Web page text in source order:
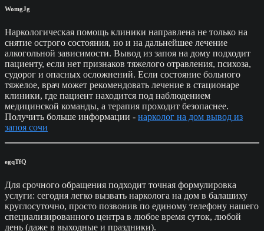
WomgJg
Наркологическая помощь клиники направлена не только на
снятие острого состояния, но и на дальнейшее лечение
алкогольной зависимости. Вывод из запоя на дому подходит
пациенту, если нет признаков тяжелого отравления, психоза,
судорог и опасных осложнений. Если состояние больного
тяжелое, врач может рекомендовать лечение в стационаре
клиники, где пациент находится под наблюдением
медицинской команды, а терапия проходит безопаснее.
Получить больше информации - нарколог на дом вывод из
запоя сочи
egqTfQ
Для срочного обращения подходит точная формулировка
услуги: сегодня легко вызвать нарколога на дом в балашиху
круглосуточно, просто позвонив по единому телефону нашего
специализированного центра в любое время суток, любой
день (даже в выходные и праздники).